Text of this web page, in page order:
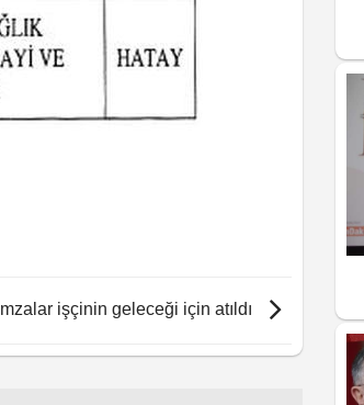
İmzalar işçinin geleceği için atıldı